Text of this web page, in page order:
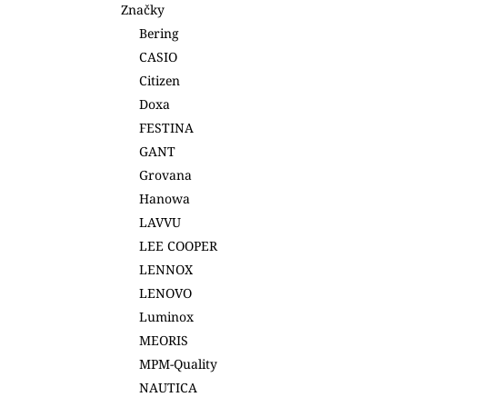
Značky
Bering
CASIO
Citizen
Doxa
FESTINA
GANT
Grovana
Hanowa
LAVVU
LEE COOPER
LENNOX
LENOVO
Luminox
MEORIS
MPM-Quality
NAUTICA